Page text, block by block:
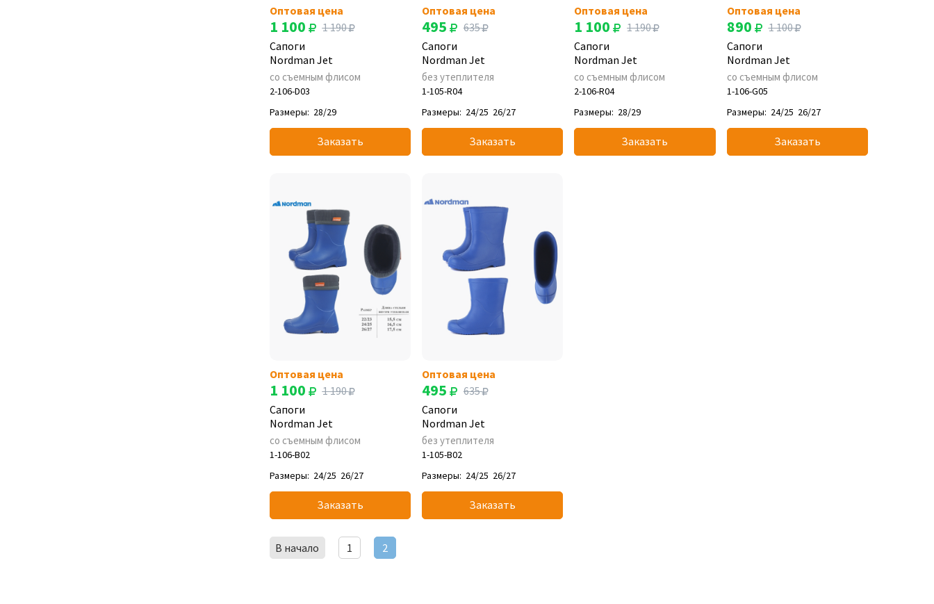
Оптовая цена
1 100
1 190
Сапоги
Nordman Jet
со съемным флисом
2-106-D03
Размеры: 28/29
Заказать
Оптовая цена
495
635
Сапоги
Nordman Jet
без утеплителя
1-105-R04
Размеры: 24/25 26/27
Заказать
Оптовая цена
1 100
1 190
Сапоги
Nordman Jet
со съемным флисом
2-106-R04
Размеры: 28/29
Заказать
Оптовая цена
890
1 100
Сапоги
Nordman Jet
со съемным флисом
1-106-G05
Размеры: 24/25 26/27
Заказать
Оптовая цена
1 100
1 190
Сапоги
Nordman Jet
со съемным флисом
1-106-B02
Размеры: 24/25 26/27
Заказать
Оптовая цена
495
635
Сапоги
Nordman Jet
без утеплителя
1-105-B02
Размеры: 24/25 26/27
Заказать
В начало 1 2